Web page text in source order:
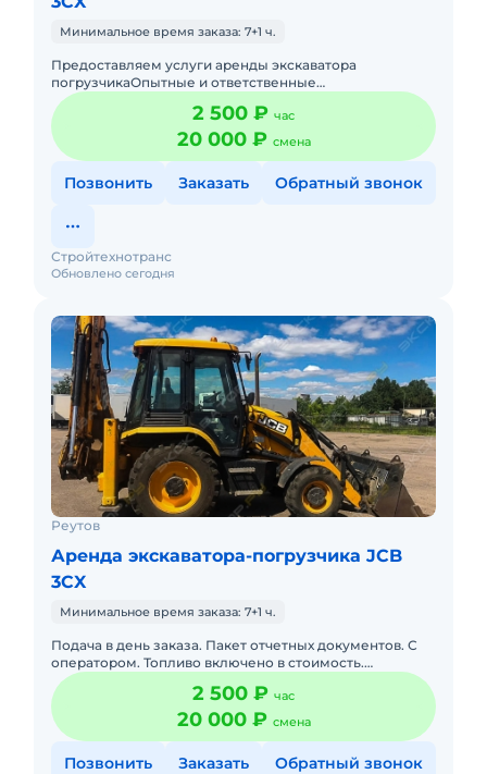
Минимальное время заказа: 7+1 ч.
Предоставляем услуги аренды экскаватора
погрузчикаОпытные и ответственные
машинистыРаботаем без
выходных,круглосуточноПодача в день заказа.Пакет
отчетных докуме
2 500 ₽ час
20 000 ₽ смена
Позвонить Заказать Обратный звонок
Обновлено сегодня
Стройтехнотранс
Реутов
Аренда экскаватора-погрузчика JCB
3CX
Минимальное время заказа: 7+1 ч.
Подача в день заказа. Пакет отчетных документов. С
оператором. Топливо включено в стоимость.
Долгосрочная аренда. Краткосрочная аренда. Техника
с малой наработк
2 500 ₽ час
20 000 ₽ смена
Позвонить Заказать Обратный звонок